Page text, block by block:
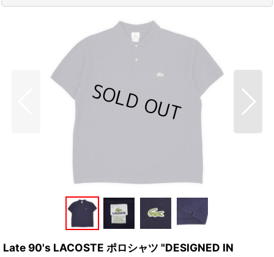
Late 90's LACOSTE ポロシャツ "DESIGNED IN